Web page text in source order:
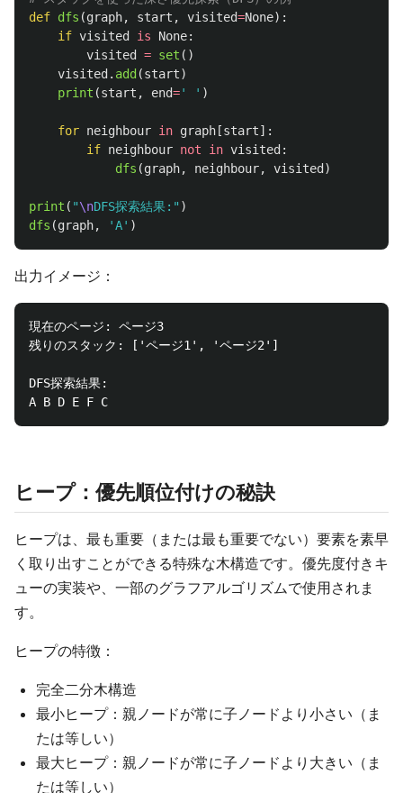
def dfs (graph, start , visited=None):
if visited is None:
visited
= set ()
visited . add (start)
print (start , end=' ' )
for neighbour in graph [start]:
if neighbour not in visited :
dfs (graph, neighbour, visited )
print ( "\nDFS探索結果: " )
dfs (graph, 'A' )
出力イメージ：
現在のページ: ページ3
残りのスタック: ['ページ1', 'ページ2']
DFS探索結果:
ヒープ：優先順位付けの秘訣
ヒープは、最も重要（または最も重要でない）要素を素早
く取り出すことができる特殊な木構造です。優先度付きキ
ューの実装や、一部のグラフアルゴリズムで使用されま
す。
ヒープの特徴：
完全二分木構造
最小ヒープ：親ノードが常に子ノードより小さい（ま
たは等しい）
最大ヒープ：親ノードが常に子ノードより大きい（ま
たは等しい）